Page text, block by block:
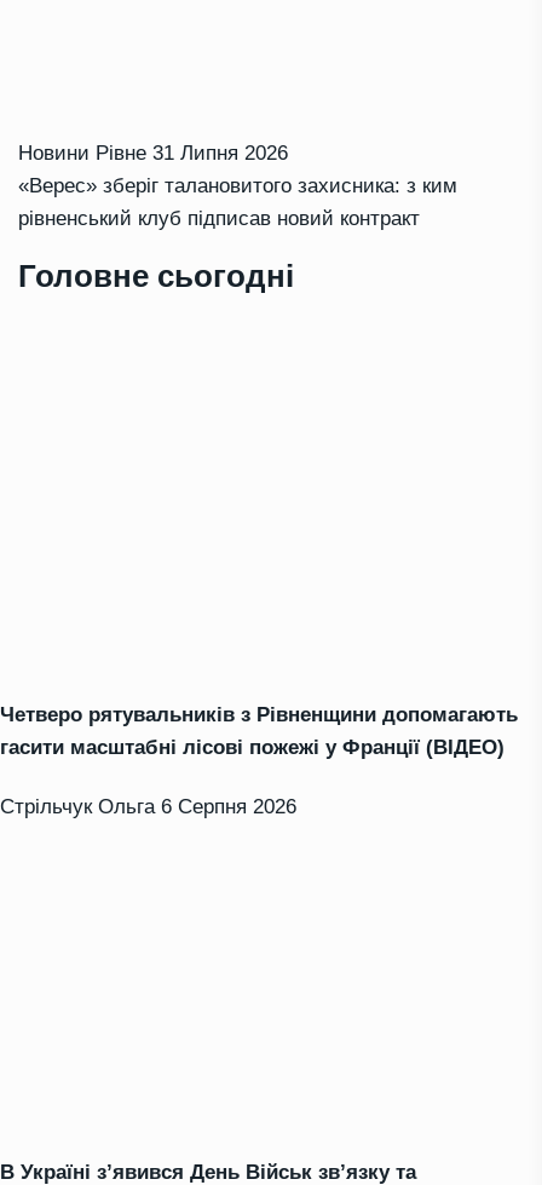
Новини Рівне 31 Липня 2026
«Верес» зберіг талановитого захисника: з ким
рівненський клуб підписав новий контракт
Головне сьогодні
Четверо рятувальників з Рівненщини допомагають
гасити масштабні лісові пожежі у Франції (ВІДЕО)
Стрільчук Ольга 6 Серпня 2026
В Україні з’явився День Військ зв’язку та